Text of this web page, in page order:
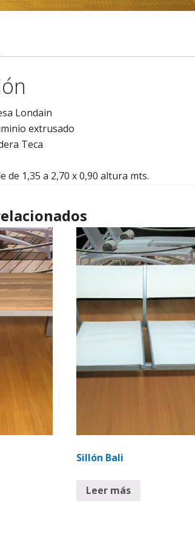
Londain
extrusado
Teca
de 1,35 a 2,70 x 0,90 altura mts.
Sillón Bali
Leer más